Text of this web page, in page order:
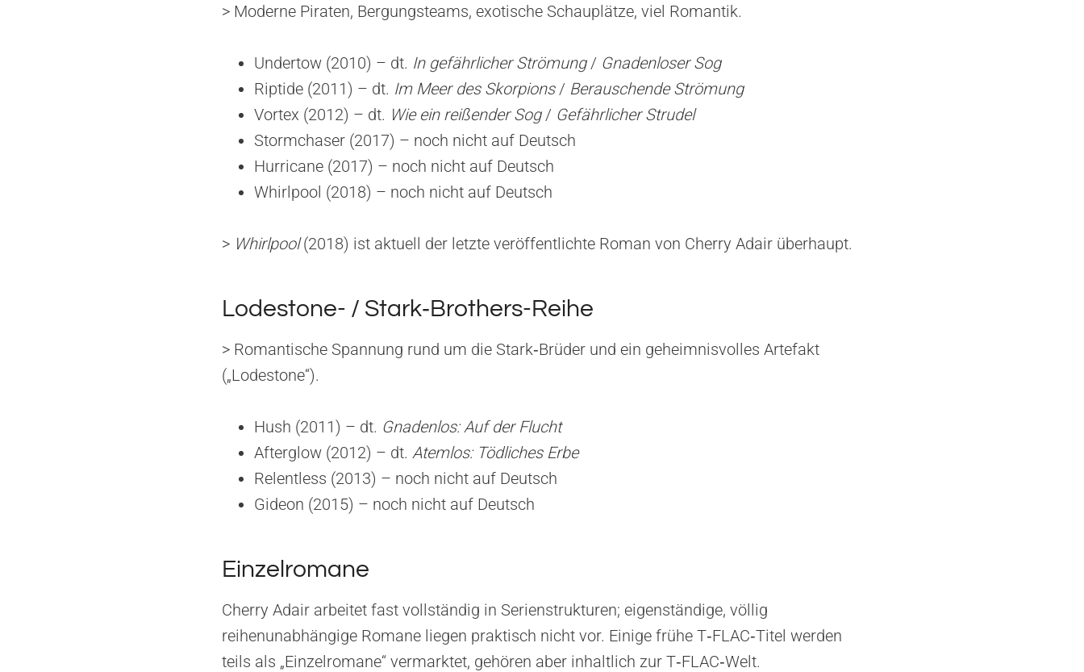
> Moderne Piraten, Bergungsteams, exotische Schauplätze, viel Romantik.
Undertow (2010) – dt. In gefährlicher Strömung/ Gnadenloser Sog
Riptide (2011) – dt. Im Meer des Skorpions/ Berauschende Strömung
Vortex (2012) – dt. Wie ein reißender Sog/ Gefährlicher Strudel
Stormchaser (2017) – noch nicht auf Deutsch
Hurricane (2017) – noch nicht auf Deutsch
Whirlpool (2018) – noch nicht auf Deutsch
> Whirlpool(2018) ist aktuell der letzte veröffentlichte Roman von Cherry Adair überhaupt.
Lodestone- / Stark‑Brothers-Reihe
> Romantische Spannung rund um die Stark‑Brüder und ein geheimnisvolles Artefakt
(„Lodestone“).
Hush (2011) – dt. Gnadenlos: Auf der Flucht
Afterglow (2012) – dt. Atemlos: Tödliches Erbe
Relentless (2013) – noch nicht auf Deutsch
Gideon (2015) – noch nicht auf Deutsch
Einzelromane
Cherry Adair arbeitet fast vollständig in Serienstrukturen; eigenständige, völlig
reihenunabhängige Romane liegen praktisch nicht vor. Einige frühe T‑FLAC‑Titel werden
teils als „Einzelromane“ vermarktet, gehören aber inhaltlich zur T‑FLAC‑Welt.